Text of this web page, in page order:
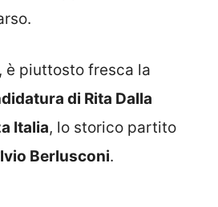
è piuttosto fresca la
di Rita Dalla
Italia, lo storico partito
Berlusconi.